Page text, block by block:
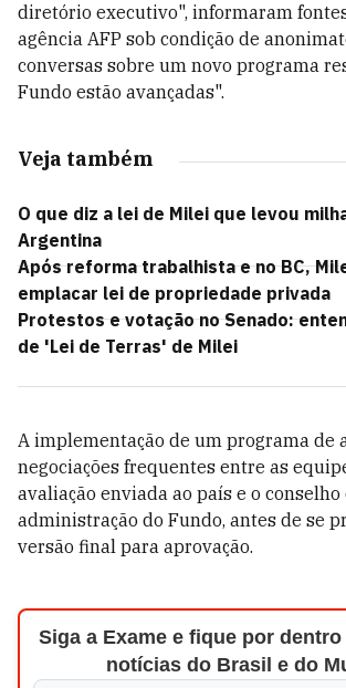
diretório executivo", informaram
agência AFP sob condição de
conversas sobre um novo programa
Fundo estão avançadas".
Veja também
O que diz a lei de Milei que levou
Argentina
Após reforma trabalhista e no BC,
emplacar lei de propriedade privada
Protestos e votação no Senado:
de 'Lei de Terras' de Milei
A implementação de um programa de
negociações frequentes entre as
avaliação enviada ao país e o conselho
administração do Fundo, antes de se
versão final para aprovação.
Siga a Exame e fique por
notícias do Brasil e do